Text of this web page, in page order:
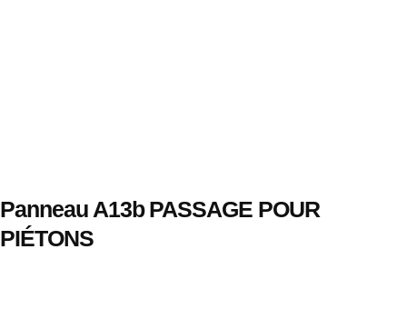
Panneau A13b PASSAGE POUR
PIÉTONS